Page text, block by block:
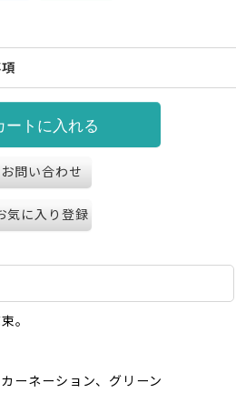
ートに入れる
お問い合わせ
気に入り登録
。
ーネーション、グリーン